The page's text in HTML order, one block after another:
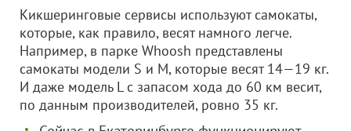
Кикшеринговые сервисы используют самокаты,
которые, как правило, весят намного легче.
Например, в парке Whoosh представлены
самокаты модели S и М, которые весят 14—19 кг.
И даже модель L с запасом хода до 60 км весит,
по данным производителей, ровно 35 кг.